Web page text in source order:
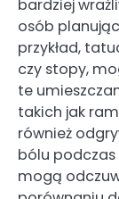
bardziej
osób
przykład,
czy stopy,
te
takich jak
również
bólu
mogą